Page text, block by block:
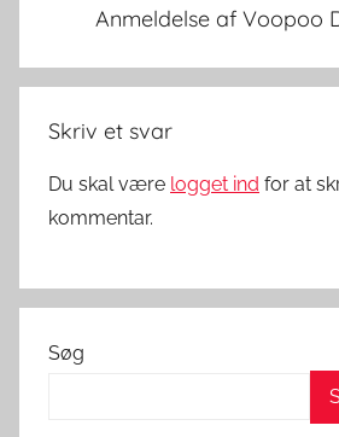
r
k
Anmeldelse af Voopoo
Skriv et svar
Du skal være logget ind for at
kommentar.
Søg